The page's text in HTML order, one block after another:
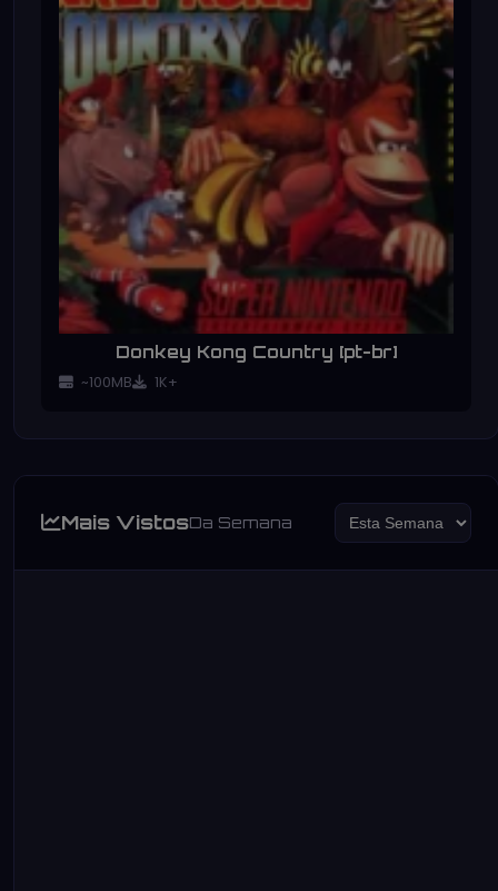
Donkey Kong Country [pt-br]
~100MB 1K+
Mais VistosDa Semana